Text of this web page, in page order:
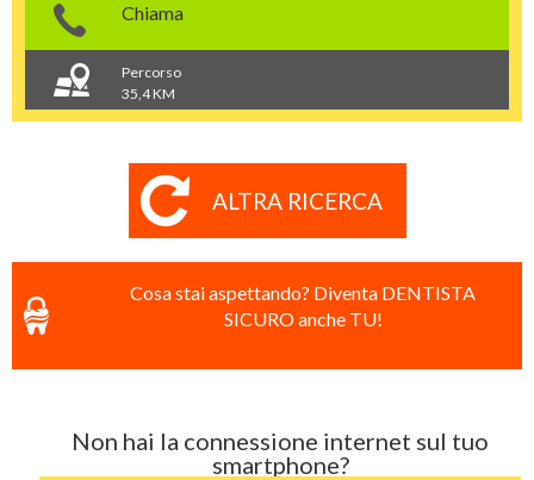
Chiama
Percorso
35,4 KM
ALTRA RICERCA
Cosa stai aspettando? Diventa DENTISTA
SICURO anche TU!
Non hai la connessione internet sul tuo
smartphone?